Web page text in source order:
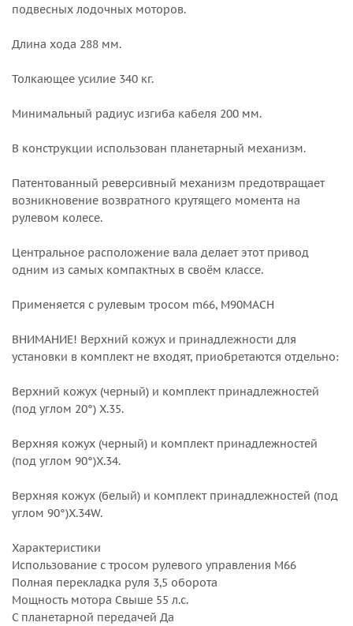
подвесных лодочных моторов.
Длина хода 288 мм.
Толкающее усилие 340 кг.
Минимальный радиус изгиба кабеля 200 мм.
В конструкции использован планетарный механизм.
Патентованный реверсивный механизм предотвращает
возникновение возвратного крутящего момента на
рулевом колесе.
Центральное расположение вала делает этот привод
одним из самых компактных в своём классе.
Применяется с рулевым тросом m66, M90MACH
ВНИМАНИЕ! Верхний кожух и принадлежности для
установки в комплект не входят, приобретаются отдельно:
Верхний кожух (черный) и комплект принадлежностей
(под углом 20°) X.35.
Верхняя кожух (черный) и комплект принадлежностей
(под углом 90°)X.34.
Верхняя кожух (белый) и комплект принадлежностей (под
углом 90°)X.34W.
Характеристики
Использование с тросом рулевого управления M66
Полная перекладка руля 3,5 оборота
Мощность мотора Свыше 55 л.с.
С планетарной передачей Да